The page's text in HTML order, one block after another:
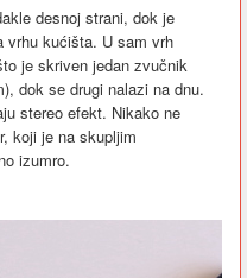
desnoj strani, dok je
vrhu kućišta. U sam vrh
je skriven jedan zvučnik
dok se drugi nalazi na dnu.
stereo efekt. Nikako ne
koji je na skupljim
izumro.